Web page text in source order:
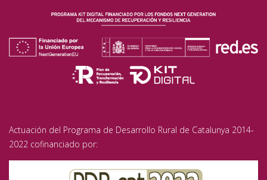
Actuación del Programa de Desarrollo Rural de Catalunya 2014-
2022 cofinanciado por: